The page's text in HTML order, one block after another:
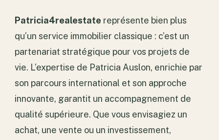
Patricia4realestate représente bien plus
qu’un service immobilier classique : c’est un
partenariat stratégique pour vos projets de
vie. L’expertise de Patricia Auslon, enrichie par
son parcours international et son approche
innovante, garantit un accompagnement de
qualité supérieure. Que vous envisagiez un
achat, une vente ou un investissement,